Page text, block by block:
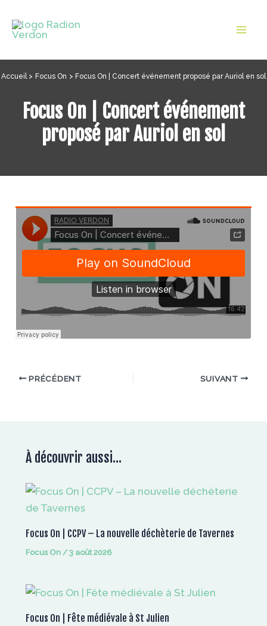
contenu
Accueil Focus On Focus On | Concert événement proposé par Auriol en sol
Focus On | Concert événement
proposé par Auriol en sol
PRÉCÉDENT SUIVANT
À découvrir aussi...
Focus On | CCPV – La nouvelle déchèterie de Tavernes
Focus On/3 août 2026
Focus On | Fête médiévale à St Julien